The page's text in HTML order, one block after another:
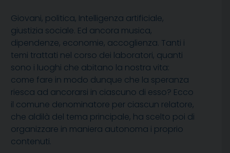
Giovani, politica, Intelligenza artificiale,
giustizia sociale. Ed ancora musica,
dipendenze, economie, accoglienza. Tanti i
temi trattati nel corso dei laboratori, quanti
sono i luoghi che abitano la nostra vita:
come fare in modo dunque che la speranza
riesca ad ancorarsi in ciascuno di esso? Ecco
il comune denominatore per ciascun relatore,
che aldilà del tema principale, ha scelto poi di
organizzare in maniera autonoma i proprio
contenuti.